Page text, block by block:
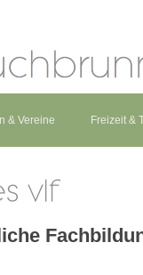
& Vereine Freizeit &